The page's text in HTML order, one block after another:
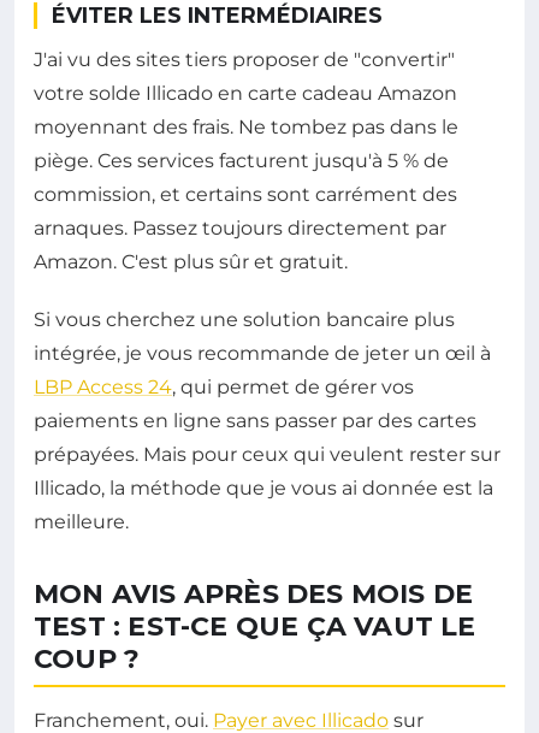
ÉVITER LES INTERMÉDIAIRES
J'ai vu des sites tiers proposer de "convertir"
votre solde Illicado en carte cadeau Amazon
moyennant des frais. Ne tombez pas dans le
piège. Ces services facturent jusqu'à 5 % de
commission, et certains sont carrément des
arnaques. Passez toujours directement par
Amazon. C'est plus sûr et gratuit.
Si vous cherchez une solution bancaire plus
intégrée, je vous recommande de jeter un œil à
LBP Access 24, qui permet de gérer vos
paiements en ligne sans passer par des cartes
prépayées. Mais pour ceux qui veulent rester sur
Illicado, la méthode que je vous ai donnée est la
meilleure.
MON AVIS APRÈS DES MOIS DE
TEST : EST-CE QUE ÇA VAUT LE
COUP ?
Franchement, oui. Payer avec Illicado sur